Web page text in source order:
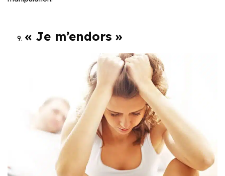
« Je m’endors »